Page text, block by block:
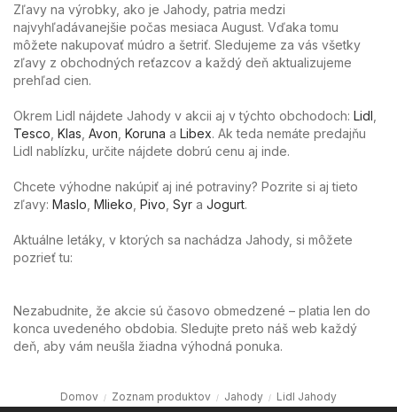
Zľavy na výrobky, ako je Jahody, patria medzi
najvyhľadávanejšie počas mesiaca August. Vďaka tomu
môžete nakupovať múdro a šetriť. Sledujeme za vás všetky
zľavy z obchodných reťazcov a každý deň aktualizujeme
prehľad cien.
Okrem Lidl nájdete Jahody v akcii aj v týchto obchodoch: Lidl
Tesco Klas Avon Koruna a Libex. Ak teda nemáte predajňu
Lidl nablízku, určite nájdete dobrú cenu aj inde.
Chcete výhodne nakúpiť aj iné potraviny? Pozrite si aj tieto
zľavy: Maslo Mlieko Pivo Syr a Jogurt.
Aktuálne letáky, v ktorých sa nachádza Jahody, si môžete
pozrieť tu:
Nezabudnite, že akcie sú časovo obmedzené – platia len do
konca uvedeného obdobia. Sledujte preto náš web každý
deň, aby vám neušla žiadna výhodná ponuka.
Domov Zoznam produktov Jahody Lidl Jahody